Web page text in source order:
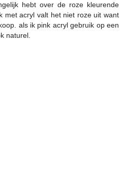
hebt over de roze kleurende
met acryl valt het niet roze uit want
als ik pink acryl gebruik op een
naturel.